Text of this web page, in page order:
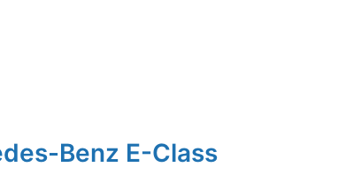
Benz E-Class